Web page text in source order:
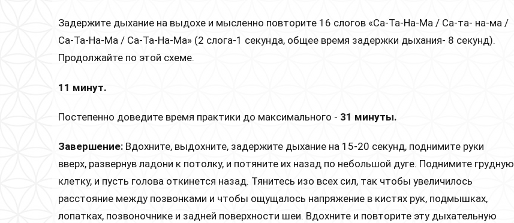
Задержите дыхание на выдохе и мысленно повторите 16 слогов «Са-Та-На-Ма / Са-та- на-ма /
Ca-Ta-На-Ма / Са-Та-На-Ма» (2 слога-1 секунда, общее время задержки дыхания- 8 секунд).
Продолжайте по этой схеме.
11 минут.
Постепенно доведите время практики до максимального - 31 минуты.
Завершение: Вдохните, выдохните, задержите дыхание на 15-20 секунд, поднимите руки
вверх, развернув ладони к потолку, и потяните их назад по небольшой дуге. Поднимите грудную
клетку, и пусть голова откинется назад. Тянитесь изо всех сил, так чтобы увеличилось
расстояние между позвонками и чтобы ощущалось напряжение в кистях рук, подмышках,
лопатках, позвоночнике и задней поверхности шеи. Вдохните и повторите эту дыхательную